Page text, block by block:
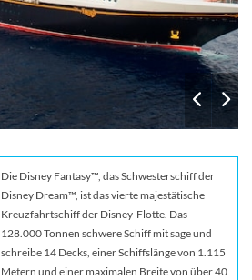
Die Disney Fantasy™, das Schwesterschiff der
Disney Dream™, ist das vierte majestätische
Kreuzfahrtschiff der Disney-Flotte. Das
128.000 Tonnen schwere Schiff mit sage und
schreibe 14 Decks, einer Schiffslänge von 1.115
Metern und einer maximalen Breite von über 40